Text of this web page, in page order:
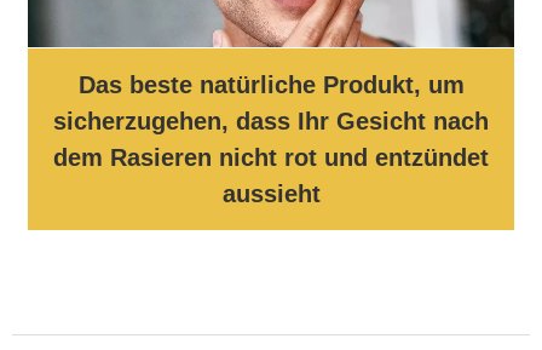
Das beste natürliche Produkt, um
sicherzugehen, dass Ihr Gesicht nach
dem Rasieren nicht rot und entzündet
aussieht